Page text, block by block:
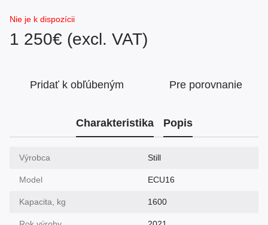
Nie je k dispozícii
1 250€ (excl. VAT)
Pridať k obľúbeným Pre porovnanie
Charakteristika Popis
Výrobca Still
Model ECU16
Kapacita, kg 1600